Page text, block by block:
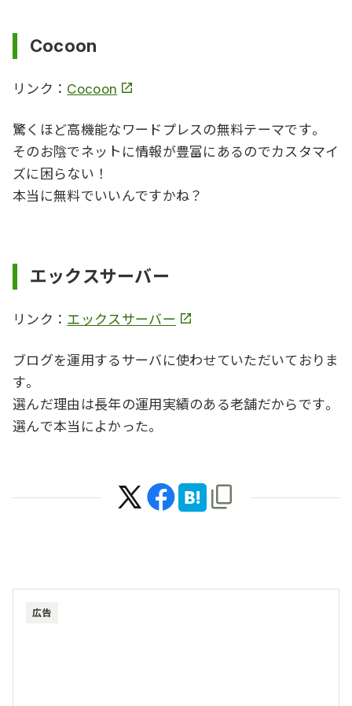
Cocoon
リンク： Cocoon
驚くほど高機能なワードプレスの無料テーマです。
そのお陰でネットに情報が豊富にあるのでカスタマイ
ズに困らない！
本当に無料でいいんですかね？
エックスサーバー
リンク： エックスサーバー
ブログを運用するサーバに使わせていただいておりま
す。
選んだ理由は長年の運用実績のある老舗だからです。
選んで本当によかった。
広告